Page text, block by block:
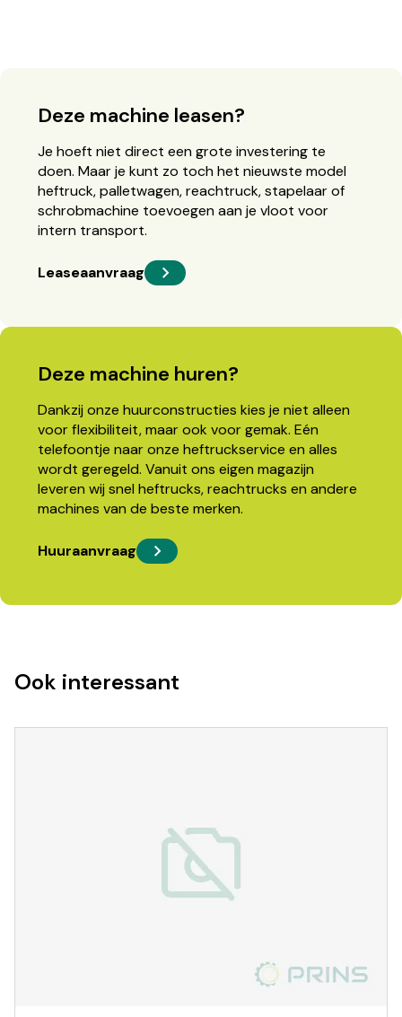
Deze machine leasen?
Je hoeft niet direct een grote investering te
doen. Maar je kunt zo toch het nieuwste model
heftruck, palletwagen, reachtruck, stapelaar of
schrobmachine toevoegen aan je vloot voor
intern transport.
Leaseaanvraag
Deze machine huren?
Dankzij onze huurconstructies kies je niet alleen
voor flexibiliteit, maar ook voor gemak. Eén
telefoontje naar onze heftruckservice en alles
wordt geregeld. Vanuit ons eigen magazijn
leveren wij snel heftrucks, reachtrucks en andere
machines van de beste merken.
Huuraanvraag
Ook interessant